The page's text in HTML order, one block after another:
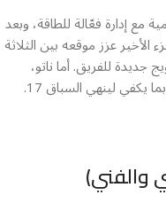
مع إدارة فعّالة للطاقة، وبعد
عزز موقعه بين الثلاثة
جديدة للفريق. أما ناتو،
والفني)